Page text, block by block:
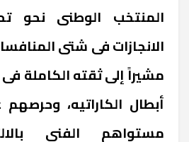
المنتخب الوطنى نحو
الانجازات فى شتى
مشيراً إلى ثقته الكاملة
أبطال الكاراتيه،
مستواهم الفنى